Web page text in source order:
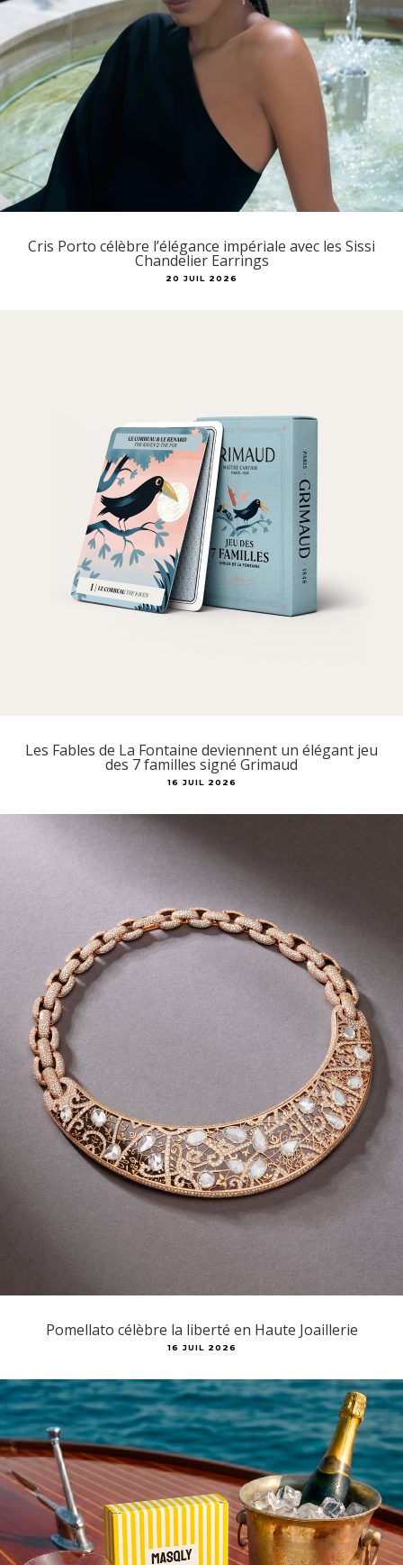
Cris Porto célèbre l’élégance impériale avec les Sissi
Chandelier Earrings
20 JUIL 2026
Les Fables de La Fontaine deviennent un élégant jeu
des 7 familles signé Grimaud
16 JUIL 2026
Pomellato célèbre la liberté en Haute Joaillerie
16 JUIL 2026